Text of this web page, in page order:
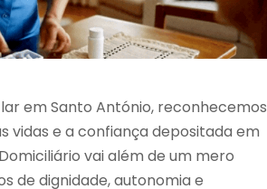
em Santo António, reconhecemos
vidas e a confiança depositada em
vai além de um mero
de dignidade, autonomia e